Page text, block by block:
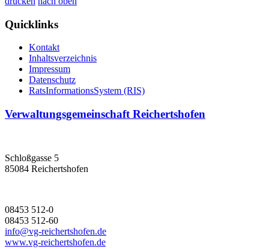
Quicklinks
Kontakt
Inhaltsverzeichnis
Impressum
Datenschutz
RatsInformationsSystem (RIS)
Verwaltungsgemeinschaft Reichertshofen
Schloßgasse 5
85084 Reichertshofen
08453 512-0
08453 512-60
info@vg-reichertshofen.de
www.vg-reichertshofen.de